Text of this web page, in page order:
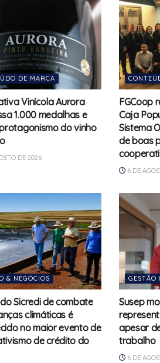
DE MARCA
Vinícola Aurora
1.000 medalhas e
do vinho
DE 2026
FGCoop
Caja
Sistema
de boas
6 DE
& NEGÓCIOS
Sicredi de combate
climáticas é
no maior evento de
de crédito do
GESTÃO
Susep
apesar
trabalho
6 DE